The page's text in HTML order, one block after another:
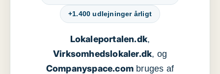
+1.400 udlejninger årligt
Lokaleportalen.dk,
Virksomhedslokaler.dk, og
Companyspace.com bruges af